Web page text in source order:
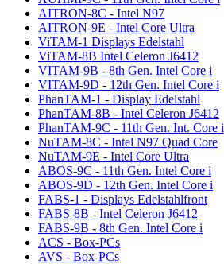
AITRON-8C - Intel N97
AITRON-9E - Intel Core Ultra
ViTAM-1 Displays Edelstahl
ViTAM-8B Intel Celeron J6412
VITAM-9B - 8th Gen. Intel Core i
VITAM-9D - 12th Gen. Intel Core i
PhanTAM-1 - Display Edelstahl
PhanTAM-8B - Intel Celeron J6412
PhanTAM-9C - 11th Gen. Int. Core i
NuTAM-8C - Intel N97 Quad Core
NuTAM-9E - Intel Core Ultra
ABOS-9C - 11th Gen. Intel Core i
ABOS-9D - 12th Gen. Intel Core i
FABS-1 - Displays Edelstahlfront
FABS-8B - Intel Celeron J6412
FABS-9B - 8th Gen. Intel Core i
ACS - Box-PCs
AVS - Box-PCs